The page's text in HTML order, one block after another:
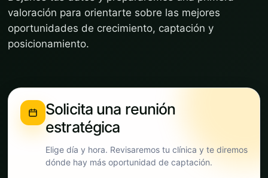
valoración para orientarte sobre las mejores
oportunidades de crecimiento, captación y
posicionamiento.
Solicita una reunión
estratégica
Elige día y hora. Revisaremos tu clínica y te diremos
dónde hay más oportunidad de captación.